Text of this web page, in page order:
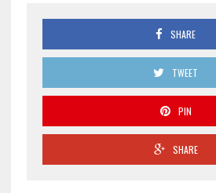
SHARE
TWEET
PIN
SHARE